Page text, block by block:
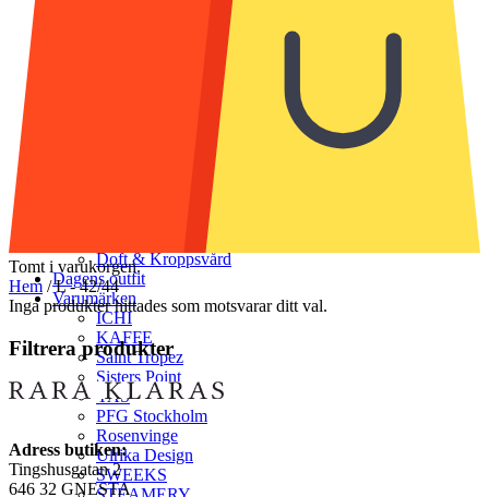
Strumpor & Strumpbyxor
Halsdukar & scarves
Handskar & vantar
Bälten & skärp
Solglasögon
Munskydd
Doft & Kroppsvård
Dagens outfit
Varumärken
ICHI
KAFFE
Saint Tropez
Sisters Point
YAS
PFG Stockholm
Rosenvinge
Ulrika Design
SWEEKS
Tomt i varukorgen.
Hem /L - 42/44
Inga produkter hittades som motsvarar ditt val.
Filtrera produkter
Adress butiken:
Tingshusgatan 2
646 32 GNESTA